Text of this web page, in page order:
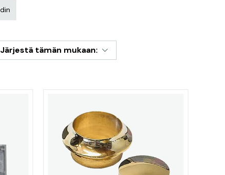
Järjestä tämän mukaan: